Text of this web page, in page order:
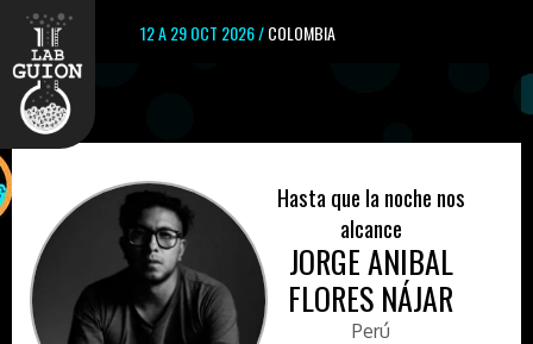
12 A 29 OCT 2026 /COLOMBIA
Hasta que la noche nos
alcance
JORGE ANIBAL
FLORES NÁJAR
Perú